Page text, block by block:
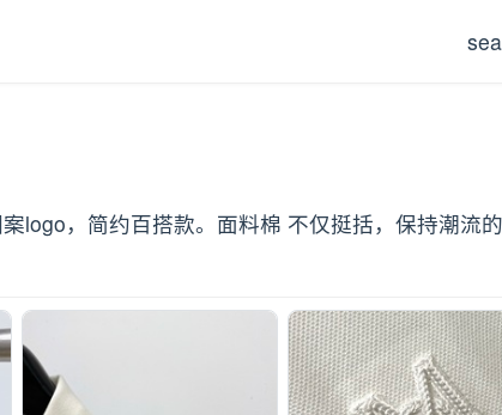
logo，简约百搭款。面料棉 不仅挺括，保持潮流